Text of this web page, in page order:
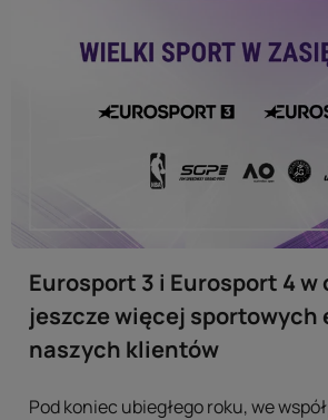
Eurosport 3 i Eurosport 4 w
jeszcze więcej sportowych
naszych klientów
Pod koniec ubiegłego roku, we